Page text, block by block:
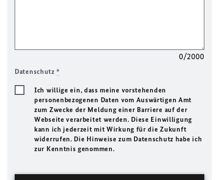
0/2000
Datenschutz*
Ich willige ein, dass meine vorstehenden
personenbezogenen Daten vom Auswärtigen Amt
zum Zwecke der Meldung einer Barriere auf der
Webseite verarbeitet werden. Diese Einwilligung
kann ich jederzeit mit Wirkung für die Zukunft
widerrufen. Die Hinweise zum Datenschutz habe ich
zur Kenntnis genommen.